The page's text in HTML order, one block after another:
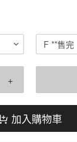
F **售完
+
加入購物車